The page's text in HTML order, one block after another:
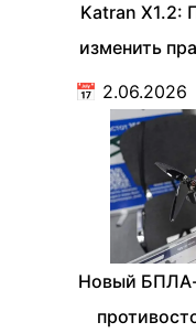
Katran X1.2:
изменить
📅 2.06.2026
Новый БПЛА-